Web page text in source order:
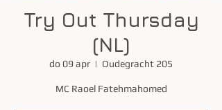
Try Out Thursday
(NL)
do 09 apr
  |
Oudegracht 205
MC Raoel Fatehmahomed